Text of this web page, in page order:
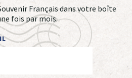
Français dans votre boîte
fois par mois.